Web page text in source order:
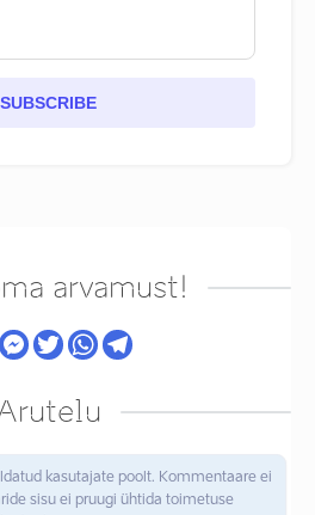
SUBSCRIBE
arvamust!
kasutajate poolt. Kommentaare ei
sisu ei pruugi ühtida toimetuse